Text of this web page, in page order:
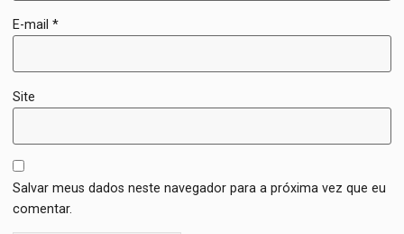
E-mail*
Site
Salvar meus dados neste navegador para a próxima vez que eu
comentar.